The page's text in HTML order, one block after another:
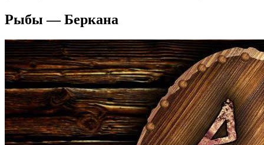
Рыбы — Беркана